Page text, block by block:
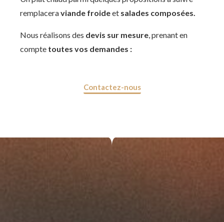
remplaceraviande froideet salades composées.
Nous réalisons des devis sur mesure, prenant en
compte toutes vos demandes :
Contactez-nous